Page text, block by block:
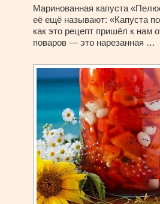
Маринованная капуста
её ещё называют: «Капуста
как это рецепт пришёл к нам
поваров — это нарезанная …